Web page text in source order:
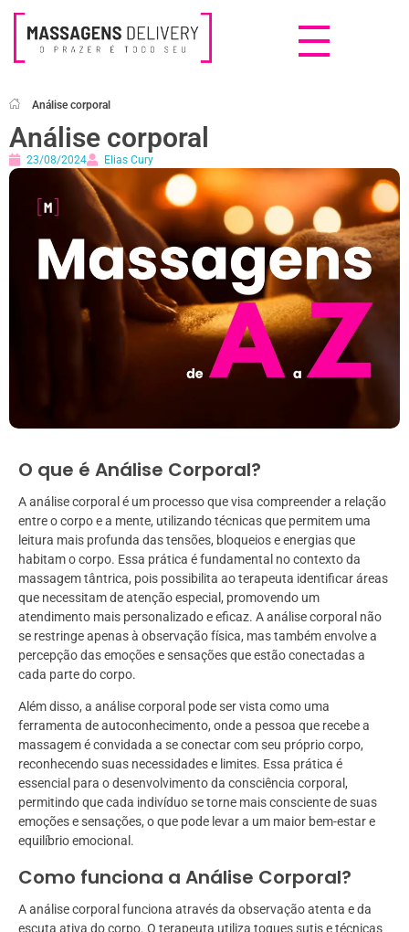
Análise corporal
Análise corporal
23/08/2024 Elias Cury
O que é Análise Corporal?
A análise corporal é um processo que visa compreender a relação
entre o corpo e a mente, utilizando técnicas que permitem uma
leitura mais profunda das tensões, bloqueios e energias que
habitam o corpo. Essa prática é fundamental no contexto da
massagem tântrica, pois possibilita ao terapeuta identificar áreas
que necessitam de atenção especial, promovendo um
atendimento mais personalizado e eficaz. A análise corporal não
se restringe apenas à observação física, mas também envolve a
percepção das emoções e sensações que estão conectadas a
cada parte do corpo.
Além disso, a análise corporal pode ser vista como uma
ferramenta de autoconhecimento, onde a pessoa que recebe a
massagem é convidada a se conectar com seu próprio corpo,
reconhecendo suas necessidades e limites. Essa prática é
essencial para o desenvolvimento da consciência corporal,
permitindo que cada indivíduo se torne mais consciente de suas
emoções e sensações, o que pode levar a um maior bem-estar e
equilíbrio emocional.
Como funciona a Análise Corporal?
A análise corporal funciona através da observação atenta e da
escuta ativa do corpo. O terapeuta utiliza toques sutis e técnicas